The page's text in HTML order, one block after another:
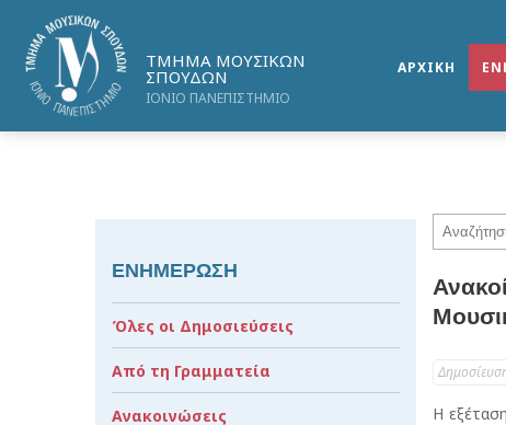
ΤΜΗΜΑ ΜΟΥΣΙΚΩΝ
ΣΠΟΥΔΩΝ
ΙΟΝΙΟ ΠΑΝΕΠΙΣΤΗΜΙΟ
ΑΡΧΙΚΗ
Η
ΕΝΗΜΕΡΩΣΗ
Όλες οι Δημοσιεύσεις
Από τη Γραμματεία
Ανακοινώσεις